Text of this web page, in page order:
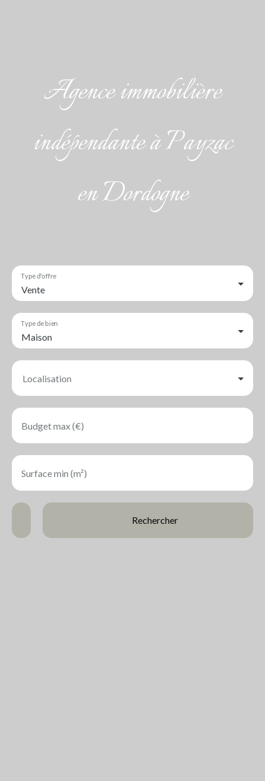
Agence immobilière
indépendante à Payzac
en Dordogne
Vente
Type d'offre
Maison
Type de bien
Localisation
Budget max (€)
Surface min (m²)
Rechercher